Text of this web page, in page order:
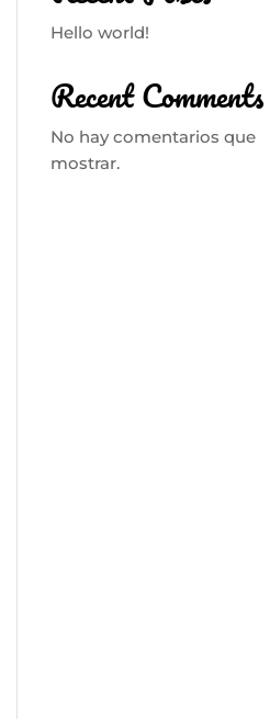
Hello world!
Recent Comments
No hay comentarios que
mostrar.